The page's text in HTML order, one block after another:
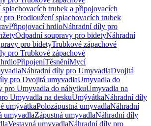
splachovacích trubek a připojovacích
pro Prodloužení splachovacích trubek
Připojovací hrdloNáhradní díly pro
Odpadní soupravy pro bidetyNáhradní
pro bidetyTrubkové zápachové
pro Trubkové zápachové
PřipojeníTěsněníMycí
Náhradní díly pro UmyvadlaDvojitá
pro Dvojitá umyvadlaUmyvadla do
pro Umyvadla do nábytkuUmyvadla na
Umyvadla na deskuUmývátkaNáhradní díly
umývátkaPolozápustná umyvadlaNáhradní
umyvadlaZápustná umyvadlaNáhradní díly
Vestavná umyvadlaNáhradní díly pro